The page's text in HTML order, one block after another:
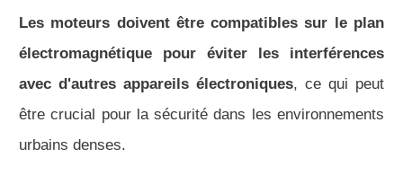
Les moteurs doivent être compatibles sur le plan
électromagnétique pour éviter les interférences
avec d'autres appareils électroniques, ce qui peut
être crucial pour la sécurité dans les environnements
urbains denses.